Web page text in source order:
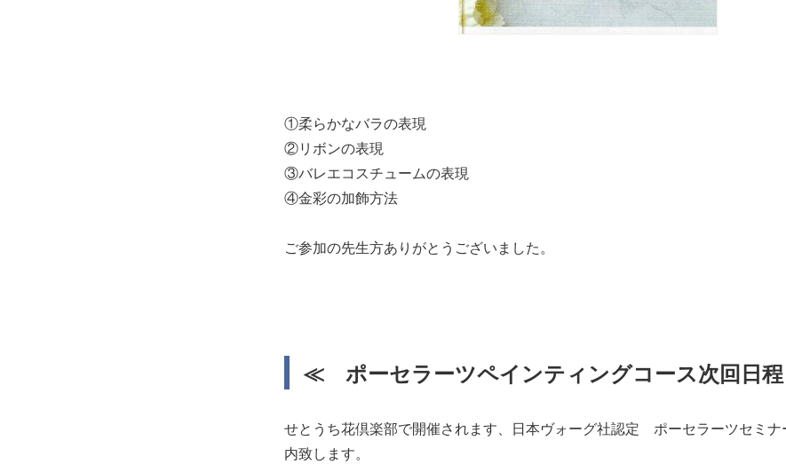
①柔らかなバラの表現
②リボンの表現
③バレエコスチュームの表現
④金彩の加飾方法
ご参加の先生方ありがとうございました。
≪ ポーセラーツペインティングコース次回
せとうち花倶楽部で開催されます、日本ヴォーグ社認定 ポーセラーツセミナ
内致します。